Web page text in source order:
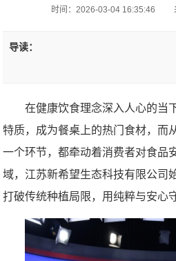
时间：2026-03-04 16:35:46
导读：
在健康饮食理念深入人心的当
特质，成为餐桌上的热门食材，而
一个环节，都牵动着消费者对食品
域，江苏新希望生态科技有限公司
打破传统种植局限，用纯粹与安心